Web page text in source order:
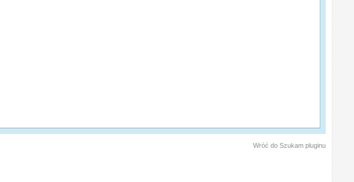
Wróć do Szukam pluginu